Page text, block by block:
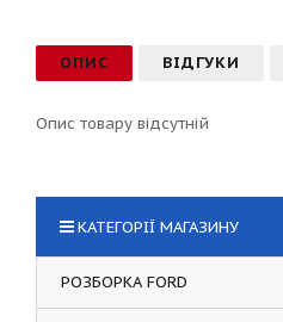
ОПИС ВІДГУКИ
Опис товару відсутній
КАТЕГОРІЇ МАГАЗИНУ
РОЗБОРКА FORD